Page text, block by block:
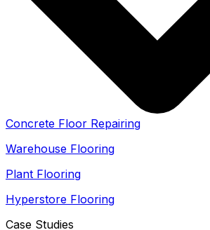
Concrete Floor Repairing
Warehouse Flooring
Plant Flooring
Hyperstore Flooring
Case Studies